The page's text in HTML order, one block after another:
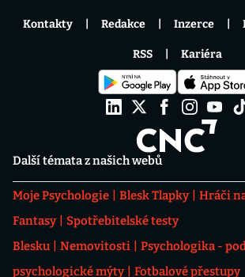
Další témata z našich webů
Moje Psychologie Blesk Tlapky Hráči
Fantasy
Spotřebitelské testy
Blesku
Nemovitosti
Psychologika -
psychologické mýty
Fotbalové přestupy
Kontakty Redakce Inzerce
RSS Kariéra